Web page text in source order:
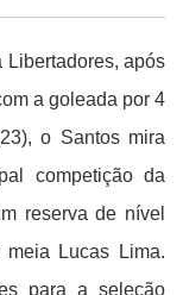
após
a goleada por 4
o Santos mira
competição da
reserva de nível
Lucas Lima.
para a seleção